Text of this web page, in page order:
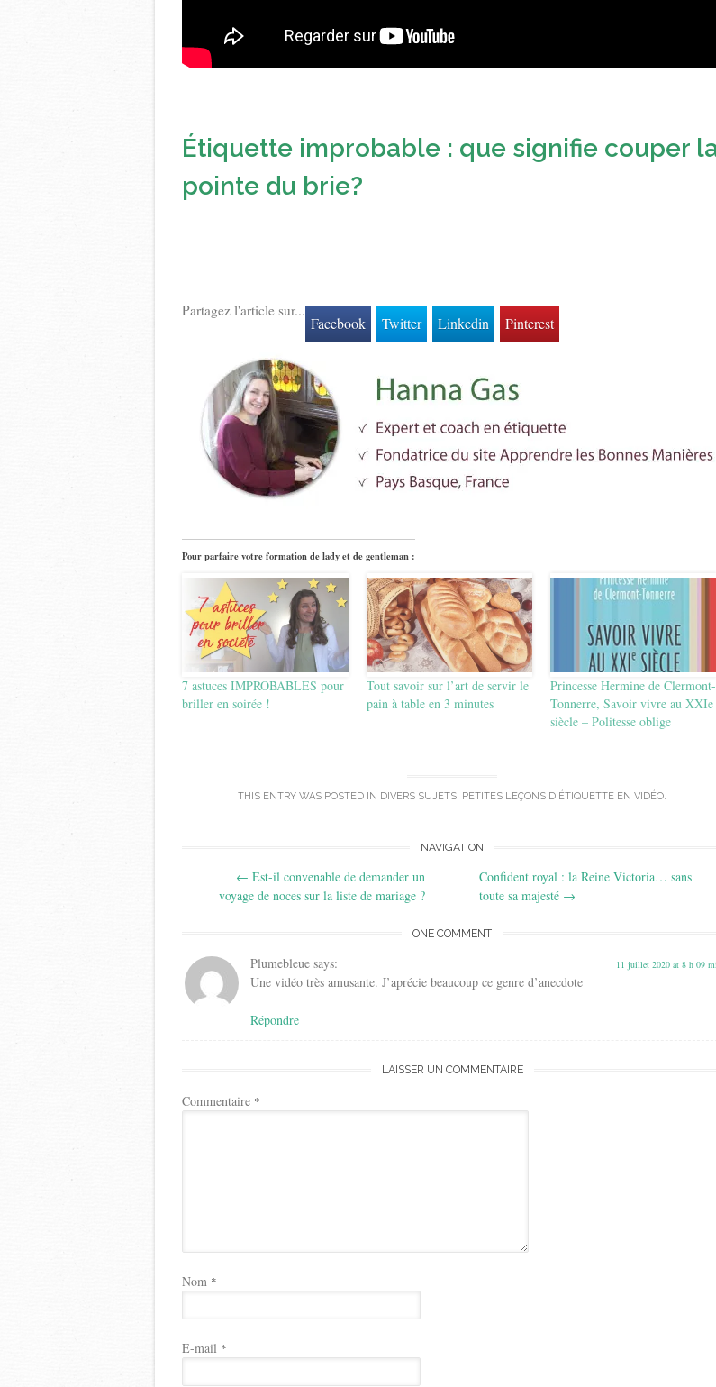
Étiquette improbable : que signifie couper
pointe du brie?
Partagez l'article sur...
Facebook Twitter Linkedin Pinterest
Pour parfaire votre formation de lady et de gentleman :
7 astuces IMPROBABLES pour
briller en soirée !
Tout savoir sur l’art de servir le
pain à table en 3 minutes
Princesse Hermine de Clermont-
Tonnerre, Savoir vivre au XXIe
siècle – Politesse oblige
THIS ENTRY WAS POSTED IN DIVERS SUJETS, PETITES LEÇONS D'ÉTIQUETTE EN VIDÉO.
navigation
NAVIGATION
← Est-il convenable de demander un
voyage de noces sur la liste de mariage ?
Confident royal : la Reine Victoria… sans
toute sa majesté →
ONE COMMENT
Plumebleue says: 11 juillet 2020 at 8 h 09
Une vidéo très amusante. J’aprécie beaucoup ce genre d’anecdote
Répondre
LAISSER UN COMMENTAIRE
Commentaire *
Nom *
E-mail *